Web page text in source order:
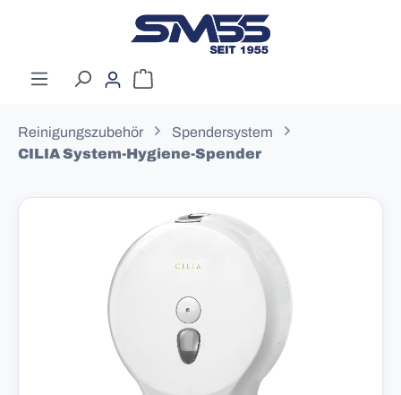
Zum Hauptinhalt springen
Warenkorb enthält 0 Positionen. Der
Reinigungszubehör
Spendersystem
CILIA System-Hygiene-Spender
Bildergalerie überspringen